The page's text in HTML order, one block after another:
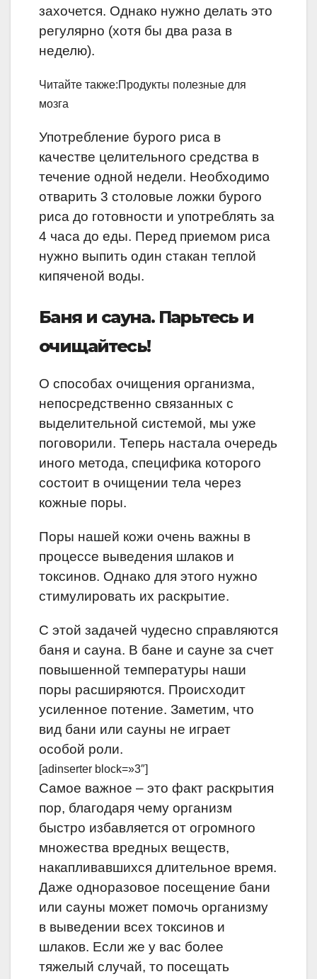
захочется. Однако нужно делать это
регулярно (хотя бы два раза в
неделю).
Читайте также:Продукты полезные для
мозга
Употребление бурого риса в
качестве целительного средства в
течение одной недели. Необходимо
отварить 3 столовые ложки бурого
риса до готовности и употреблять за
4 часа до еды. Перед приемом риса
нужно выпить один стакан теплой
кипяченой воды.
Баня и сауна. Парьтесь и
очищайтесь!
О способах очищения организма,
непосредственно связанных с
выделительной системой, мы уже
поговорили. Теперь настала очередь
иного метода, специфика которого
состоит в очищении тела через
кожные поры.
Поры нашей кожи очень важны в
процессе выведения шлаков и
токсинов. Однако для этого нужно
стимулировать их раскрытие.
С этой задачей чудесно справляются
баня и сауна. В бане и сауне за счет
повышенной температуры наши
поры расширяются. Происходит
усиленное потение. Заметим, что
вид бани или сауны не играет
особой роли.
[adinserter block=»3″]
Самое важное – это факт раскрытия
пор, благодаря чему организм
быстро избавляется от огромного
множества вредных веществ,
накапливавшихся длительное время.
Даже одноразовое посещение бани
или сауны может помочь организму
в выведении всех токсинов и
шлаков. Если же у вас более
тяжелый случай, то посещать